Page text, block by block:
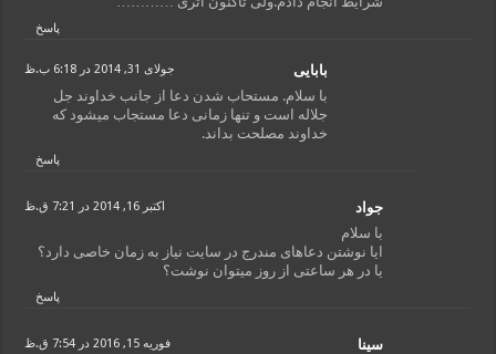
پاسخ
بابایی جولای 31, 2014 در 6:18 ب.ظ
با سلام. مستحاب شدن دعا از جانب خداوند جل
جلاله است و تنها زمانی دعا مستجاب میشود که
خداوند مصلحت بداند.
پاسخ
جواد اکتبر 16, 2014 در 7:21 ق.ظ
با سلام
ایا نوشتن دعاهای مندرج در سایت نیاز به زمان خاصی دارد؟
یا در هر ساعتی از روز میتوان نوشت؟
پاسخ
سینا فوریه 15, 2016 در 7:54 ق.ظ